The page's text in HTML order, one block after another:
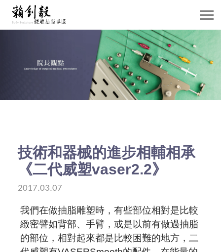
關於賴院長
威塑抽脂介紹
抽脂雕塑
隆乳手術
案例分享
預約諮詢
技術和器械的進步相輔相承
《二代威塑vaser2.2》
2017.03.07
我們在做抽脂雕塑時，有些部位相對是比較
緻密譬如背部、手臂，或是以前有做過抽脂
的部位，相對起來都是比較困難的地方， 二